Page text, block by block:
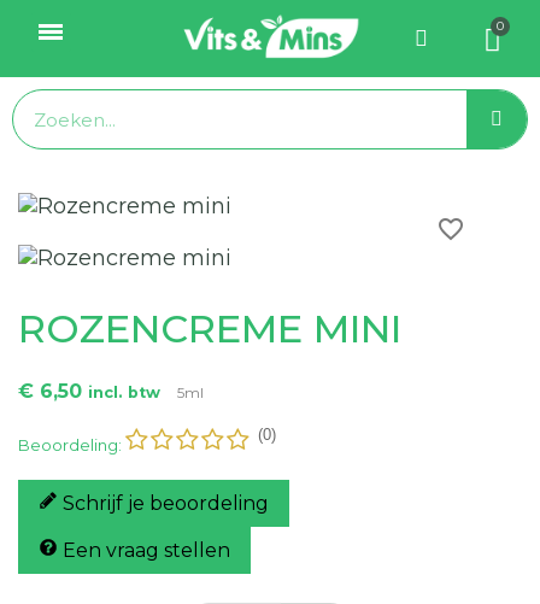
favorite_border
ROZENCREME MINI
€ 6,50 incl. btw 5ml
Beoordeling:
(0)
Schrijf je beoordeling
Een vraag stellen